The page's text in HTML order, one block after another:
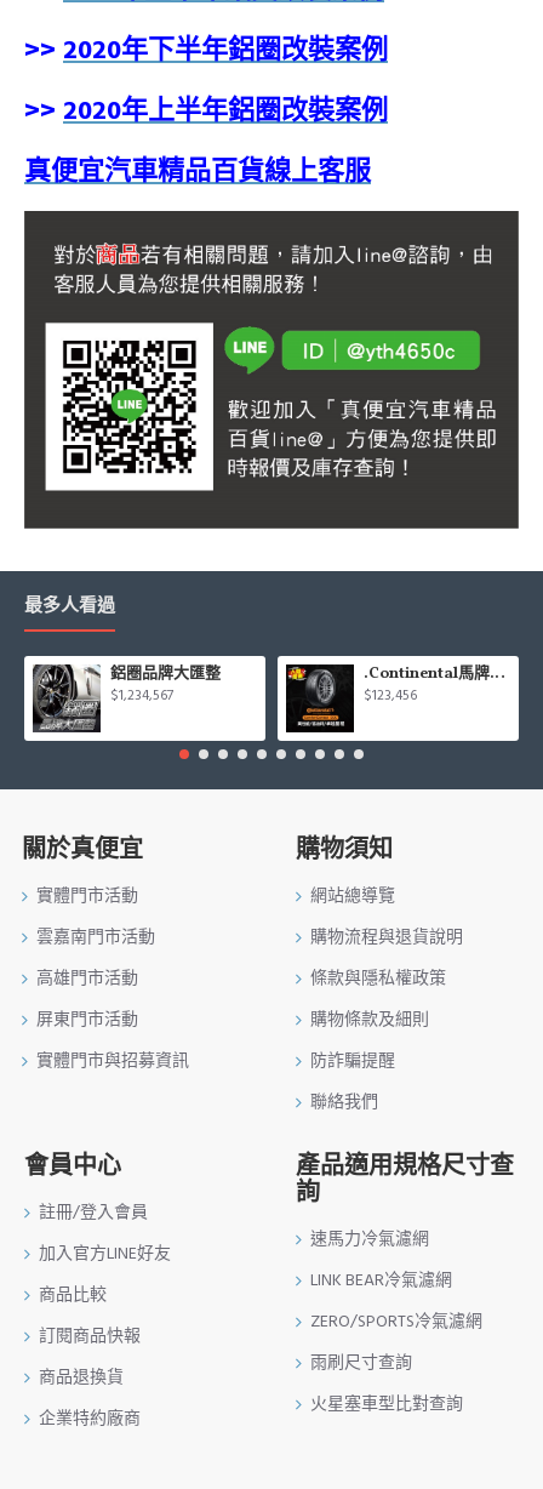
>> 2020年下半年鋁圈改裝案例
>> 2020年上半年鋁圈改裝案例
真便宜汽車精品百貨線上客服
最多人看過
鋁圈品牌大匯整
$1,234,567
.Continental馬牌CCK輪胎特價專區
$123,456
關於真便宜
實體門市活動
雲嘉南門市活動
高雄門市活動
屏東門市活動
實體門市與招募資訊
購物須知
網站總導覽
購物流程與退貨說明
條款與隱私權政策
購物條款及細則
防詐騙提醒
聯絡我們
會員中心
註冊/登入會員
加入官方LINE好友
商品比較
訂閱商品快報
商品退換貨
企業特約廠商
產品適用規格尺寸查
詢
速馬力冷氣濾網
LINK BEAR冷氣濾網
ZERO/SPORTS冷氣濾網
雨刷尺寸查詢
火星塞車型比對查詢